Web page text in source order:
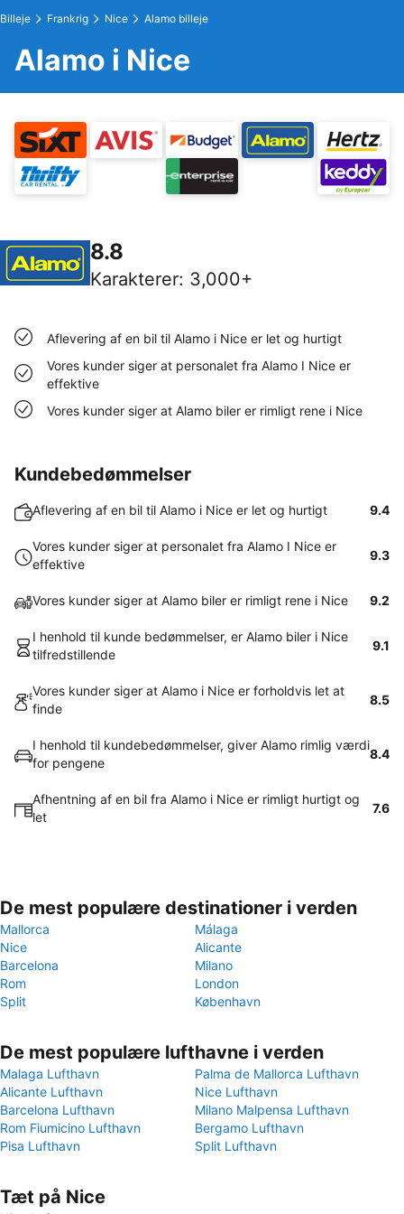
Billeje Frankrig Nice Alamo billeje
Alamo i Nice
8.8
Karakterer: 3,000+
Aflevering af en bil til Alamo i Nice er let og hurtigt
Vores kunder siger at personalet fra Alamo I Nice er
effektive
Vores kunder siger at Alamo biler er rimligt rene i Nice
Kundebedømmelser
Aflevering af en bil til Alamo i Nice er let og hurtigt 9.4
Vores kunder siger at personalet fra Alamo I Nice er
effektive
9.3
Vores kunder siger at Alamo biler er rimligt rene i Nice 9.2
I henhold til kunde bedømmelser, er Alamo biler i Nice
tilfredstillende
9.1
Vores kunder siger at Alamo i Nice er forholdvis let at
finde
8.5
I henhold til kundebedømmelser, giver Alamo rimlig værdi
for pengene
8.4
Afhentning af en bil fra Alamo i Nice er rimligt hurtigt og
let
7.6
De mest populære destinationer i verden
Mallorca
Málaga
Nice
Alicante
Barcelona
Milano
Rom
London
Split
København
De mest populære lufthavne i verden
Malaga Lufthavn
Palma de Mallorca Lufthavn
Alicante Lufthavn
Nice Lufthavn
Barcelona Lufthavn
Milano Malpensa Lufthavn
Rom Fiumicino Lufthavn
Bergamo Lufthavn
Pisa Lufthavn
Split Lufthavn
Tæt på Nice